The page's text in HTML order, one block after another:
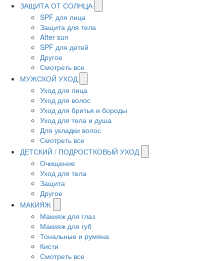
ЗАЩИТА ОТ СОЛНЦА
SPF для лица
Защита для тела
After sun
SPF для детей
Другое
Смотреть все
МУЖСКОЙ УХОД
Уход для лица
Уход для волос
Уход для бритья и бороды
Уход для тела и душа
Для укладки волос
Смотреть все
ДЕТСКИЙ / ПОДРОСТКОВЫЙ УХОД
Очищение
Уход для тела
Защита
Другое
МАКИЯЖ
Макияж для глаз
Макияж для губ
Тональные и румяна
Кисти
Смотреть все